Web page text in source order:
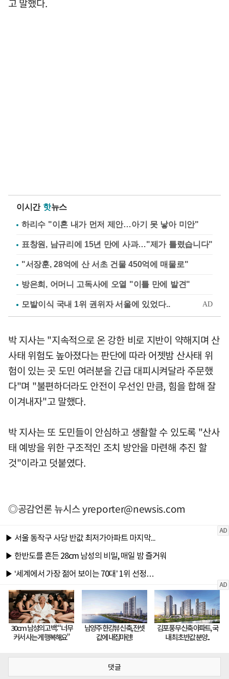
고 말했다.
이시간 핫뉴스
하리수 "이혼 내가 먼저 제안…아기 못 낳아 미안"
표창원, 남규리에 15년 만에 사과…"제가 틀렸습니다"
"서장훈, 28억에 산 서초 건물 450억에 매물로"
방은희, 어머니 고독사에 오열 "이틀 만에 발견"
박 지사는 "지속적으로 온 강한 비로 지반이 약해지며 산
사태 위험도 높아졌다는 판단에 따라 어젯밤 산사태 위
험이 있는 곳 도민 여러분을 긴급 대피시켜달라 주문했
다"며 "불편하더라도 안전이 우선인 만큼, 힘을 합해 잘
이겨내자"고 말했다.
박 지사는 또 도민들이 안심하고 생활할 수 있도록 "산사
태 예방을 위한 구조적인 조치 방안을 마련해 추진 할
것"이라고 덧붙였다.
◎공감언론 뉴시스yreporter@newsis.com
댓글